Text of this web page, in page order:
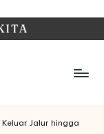
Jalur hingga